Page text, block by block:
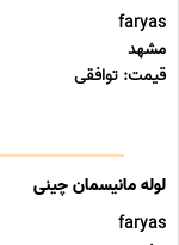
faryas
مشهد
قیمت: توافقی
لوله مانیسمان چینی
faryas